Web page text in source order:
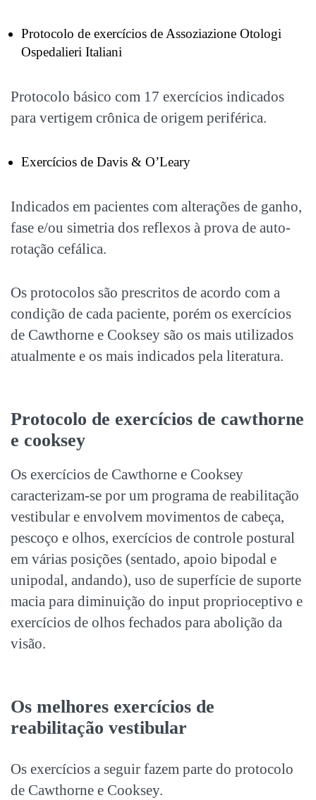
Protocolo de exercícios de Assoziazione Otologi
Ospedalieri Italiani
Protocolo básico com 17 exercícios indicados
para vertigem crônica de origem periférica.
Exercícios de Davis & O’Leary
Indicados em pacientes com alterações de ganho,
fase e/ou simetria dos reflexos à prova de auto-
rotação cefálica.
Os protocolos são prescritos de acordo com a
condição de cada paciente, porém os exercícios
de Cawthorne e Cooksey são os mais utilizados
atualmente e os mais indicados pela literatura.
Protocolo de exercícios de cawthorne
e cooksey
Os exercícios de Cawthorne e Cooksey
caracterizam-se por um programa de reabilitação
vestibular e envolvem movimentos de cabeça,
pescoço e olhos, exercícios de controle postural
em várias posições (sentado, apoio bipodal e
unipodal, andando), uso de superfície de suporte
macia para diminuição do input proprioceptivo e
exercícios de olhos fechados para abolição da
visão.
Os melhores exercícios de
reabilitação vestibular
Os exercícios a seguir fazem parte do protocolo
de Cawthorne e Cooksey.